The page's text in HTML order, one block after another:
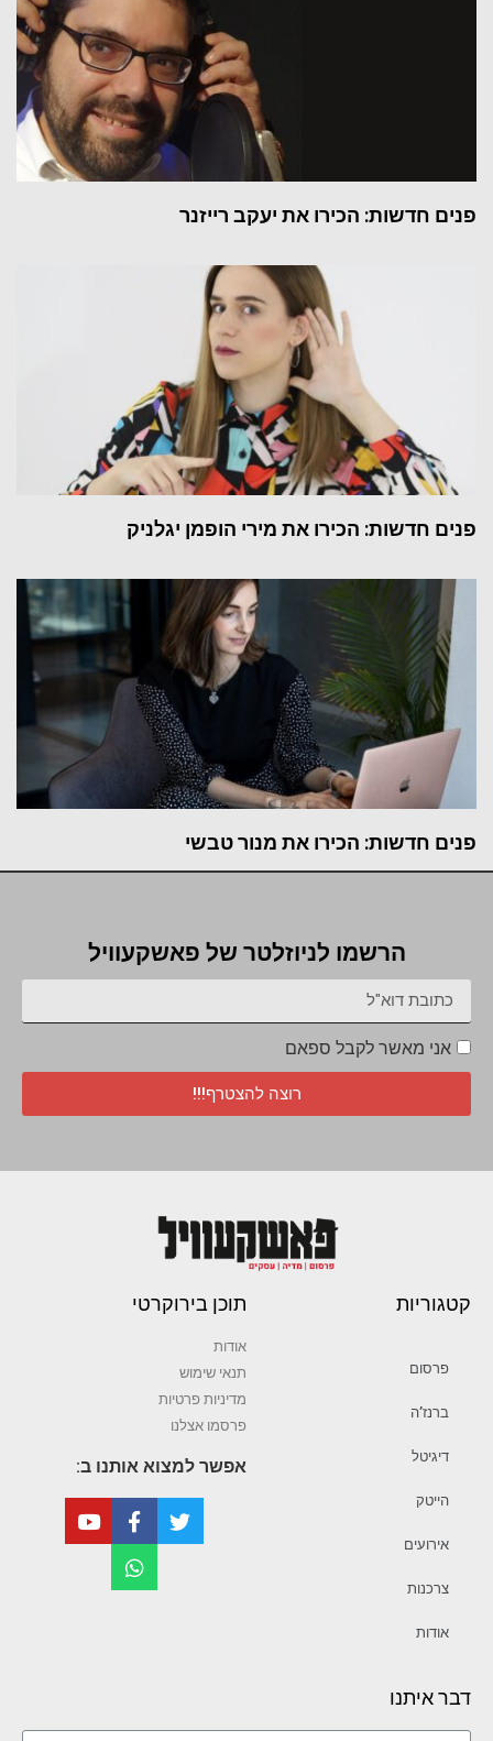
פנים חדשות: הכירו את יעקב רייזנר
פנים חדשות: הכירו את מירי הופמן יגלניק
פנים חדשות: הכירו את מנור טבשי
הרשמו לניוזלטר של פאשקעוויל
אני מאשר לקבל ספאם
רוצה להצטרף!!!
קטגוריות
פרסום
ברנז’ה
דיגיטל
הייטק
אירועים
צרכנות
אודות
תוכן בירוקרטי
אודות
תנאי שימוש
מדיניות פרטיות
פרסמו אצלנו
אפשר למצוא אותנו ב:
דבר איתנו